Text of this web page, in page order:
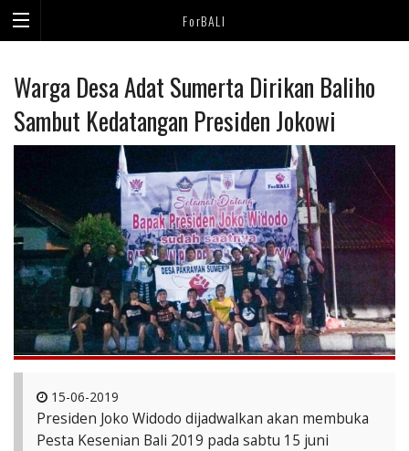
ForBALI
Warga Desa Adat Sumerta Dirikan Baliho
Sambut Kedatangan Presiden Jokowi
15-06-2019
Presiden Joko Widodo dijadwalkan akan membuka
Pesta Kesenian Bali 2019 pada sabtu 15 juni